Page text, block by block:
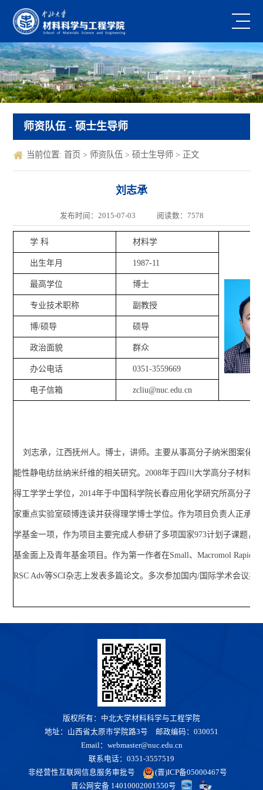
师资队伍 - 硕士生导师
当前位置: 首页 > 师资队伍 > 硕士生导师 > 正文
刘志承
发布时间：2015-07-03 阅读数： 7578
学 科 材料学
出生年月 1987-11
最高学位 博士
专业技术职称 副教授
博/硕导 硕导
政治面貌 群众
办公电话 0351-3559669
电子信箱 zcliu@nuc.edu.cn
刘志承，江西抚州人。博士，讲师。主要从事高分子纳米图案化复
能性静电纺丝纳米纤维的相关研究。2008年于四川大学高分子材料与
得工学学士学位，2014年于中国科学院长春应用化学研究所高分子物
家重点实验室硕博连读并获得理学博士学位。作为项目负责人正承担
学基金一项，作为项目主要完成人参研了多项国家973计划子课题，
基金面上及青年基金项目。作为第一作者在Small、Macromol Rapid
RSC Adv等SCI杂志上发表多篇论文。多次参加国内/国际学术会议并
版权所有：中北大学材料科学与工程学院
地址：山西省太原市学院路3号 邮政编码：030051
Email：webmaster@nuc.edu.cn
联系电话：0351-3557519
非经营性互联网信息服务审批号
(晋)ICP备05000467号
晋公网安备 14010002001550号